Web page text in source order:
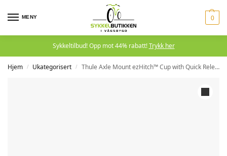
MENY 0
Sykkeltilbud! Opp mot 44% rabatt!Trykk her
Hjem / Ukategorisert / Thule Axle Mount ezHitch™ Cup with Quick Release Skewer